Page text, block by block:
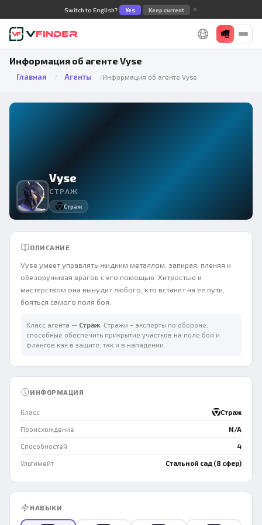
Switch to English? Yes Keep current ✕
Информация об агенте Vyse
Главная / Агенты /Информация об агенте Vyse
Vyse
СТРАЖ
Страж
ОПИСАНИЕ
Vyse умеет управлять жидким металлом, запирая, пленяя и
обезоруживая врагов с его помощью. Хитростью и
мастерством она вынудит любого, кто встанет на ее пути,
бояться самого поля боя.
Класс агента — Страж . Стражи – эксперты по обороне,
способные обеспечить прикрытие участков на поле боя и
флангов как в защите, так и в нападении.
ИНФОРМАЦИЯ
Класс Страж
Происхождение N/A
Способностей 4
Ультимейт Стальной сад (8 сфер)
НАВЫКИ